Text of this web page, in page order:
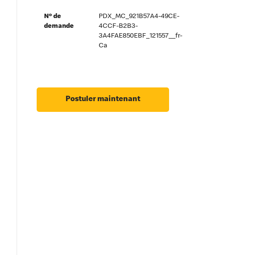
Nº de
demande
PDX_MC_921B57A4-49CE-
4CCF-B2B3-
3A4FAE850EBF_121557__fr-
Ca
Postuler maintenant